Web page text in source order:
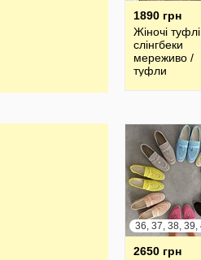
1890 грн
Жіночі туфлі
слінгбеки
мереживо /
туфли
2650 грн